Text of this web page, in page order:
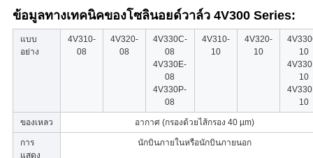
ข้อมูลทางเทคนิคของโซลินอยด์วาล์ว 4V300 Series:
แบบ
อย่าง
4V310-
08
4V320-
08
4V330C-
08
4V330E-
08
4V330P-
08
4V310-
10
4V320-
10
10
10
10
ของเหลว อากาศ (กรองด้วยไส้กรอง 40 µm)
การ
แสดง
นักบินภายในหรือนักบินภายนอก